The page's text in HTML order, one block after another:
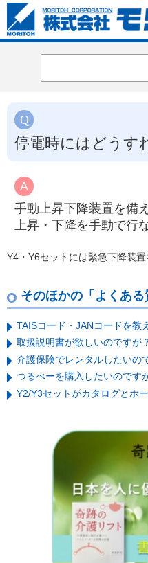
停電時にはどうす
手動上昇下降装置を備
上昇・下降を手動で行
Y4・Y6セットには緊急下降装置
そのほかの「よくあ
TAISコード・JANコードを教
取扱説明書が欲しいのですが
介護保険でレンタルしたいの
つるべーを購入したいのです
Y2/Y3セットがカタログとホ